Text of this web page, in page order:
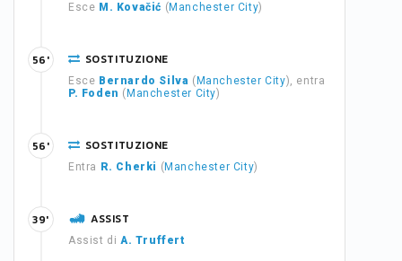
Esce M. Kovačić ( Manchester City)
SOSTITUZIONE
Esce Bernardo Silva ( Manchester City), entra
P. Foden ( Manchester City)
56'
SOSTITUZIONE
Entra R. Cherki ( Manchester City)
56'
ASSIST
Assist di A. Truffert
39'